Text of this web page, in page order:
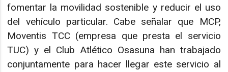
fomentar la movilidad sostenible y reducir el uso
del vehículo particular. Cabe señalar que MCP,
Moventis TCC (empresa que presta el servicio
TUC) y el Club Atlético Osasuna han trabajado
conjuntamente para hacer llegar este servicio al